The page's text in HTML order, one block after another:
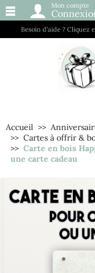
Besoin d’aide ?
Mon compte
Accueil
Cartes à offrir &
Carte en bois
une carte cadeau